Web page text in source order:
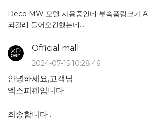
Deco MW 모델 사용중인데 부속품링크가 AC102 펜심으로 연결
되길래 들어오긴했는데
MW/LW/XLW 적용' 이라 적혀있어 Pro 모
AC40 으로 가보니' Artist Pro 16/16 (2세대)
세대),Deco L /LW, StarG960/ G960s/
용' 이라고 되어있어
네요. 적용 스타일러스 펜 설명도 제대로 안나
Official mall
2024-07-15 10:28:46
안녕하세요,고객님
엑스피펜입니다
죄송합니다 .